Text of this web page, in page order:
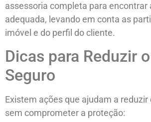
assessoria completa para encontrar
adequada, levando em conta as
imóvel e do perfil do cliente.
Dicas para Reduzir
Seguro
Existem ações que ajudam a reduzir
sem comprometer a proteção: